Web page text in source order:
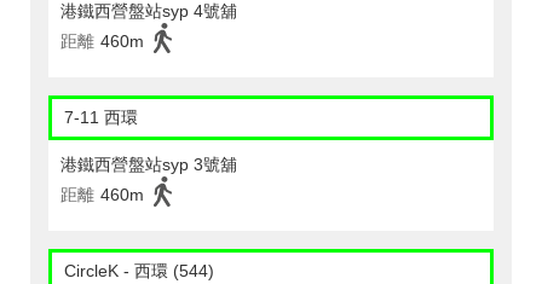
港鐵西營盤站syp 4號舖
距離 460m
7-11 西環
港鐵西營盤站syp 3號舖
距離 460m
CircleK - 西環 (544)